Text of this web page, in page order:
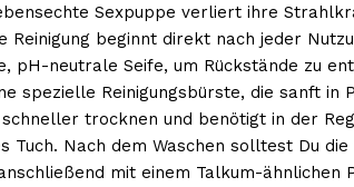
Sexpuppe verliert ihre
Reinigung beginnt direkt nach jeder
pH-neutrale Seife, um Rückstände zu
spezielle Reinigungsbürste, die sanft in
trocknen und benötigt in der
Tuch. Nach dem Waschen solltest Du
mit einem Talkum-ähnlichen